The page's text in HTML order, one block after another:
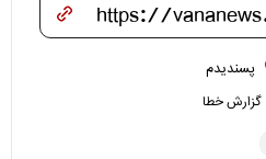
پسندیدم
گزارش خطا